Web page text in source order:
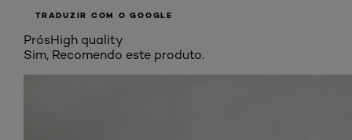
TRADUZIR COM O GOOGLE
PrósHigh quality
Sim, Recomendo este produto.